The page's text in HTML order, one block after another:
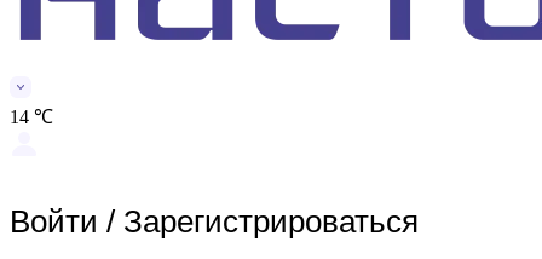
14 ℃
Войти / Зарегистрироваться